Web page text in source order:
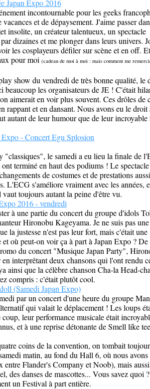
incontournable pour les geeks
et de dépaysement. J'aime passer
insolite, un créateur talentueux, un spectacle
dizaines et me plonger dans leurs univers.
les cosplayeurs défiler sur scène et en off.
pour moi (cadeau de moi à moi : mais comment me
show du vendredi de très bonne qualité, le
les organisateurs de JE ! C'était
aimerait en voir plus souvent. Ces drôles de
rappant et en dansant. Nous avons eu le droit
autant de leur humour que de leur incroyable
"classiques", le samedi a eu lieu la finale de
terminé en haut des podiums ! Le
de costumes et de prestations aussi
L'ECG s'améliore vraiment avec les années,
toujours autant la peine d'être vu.
à une partie du concert du groupe d'idols
Hironobu Kageyama. Je ne suis pas
la justesse n'est pas leur fort, mais c'était une
où peut-on voir ça à part à Japan Expo ? De
du concert "Musique Japan Party",
interprêtant deux chansons qui l'ont rendu
ainsi que la célèbre chanson Cha-la Head-
compris : c'était plutôt cool.
par un concert d'une heure du groupe
qui valait le déplacement ! Les loups
leur performance musicale était
et à une reprise détonante de Smell like
coins de la convention, on tombait
matin, au fond du Hall 6, où nous avons
Flander's Company et Noob), mais
des danses de mascottes... Vous savez quoi
un Festival à part entière.